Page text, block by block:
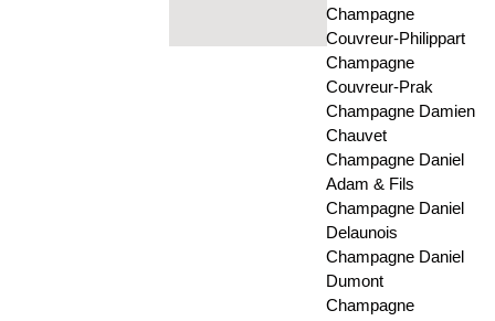
Champagne
Couvreur-Philippart
Champagne
Couvreur-Prak
Champagne Damien
Chauvet
Champagne Daniel
Adam & Fils
Champagne Daniel
Delaunois
Champagne Daniel
Dumont
Champagne